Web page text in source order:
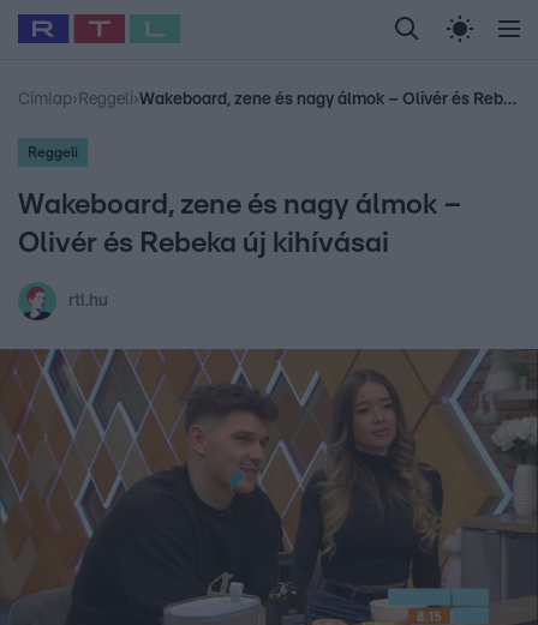
Legfrissebb RTL Híradó Randi Celeb vagyok,
Babits Marcella Most Wanted Gallusz
Címlap› Reggeli› Wakeboard, zene és nagy álmok – Olivér és Rebeka új kihívásai
Reggeli
Wakeboard, zene és nagy álmok –
Olivér és Rebeka új kihívásai
rtl.hu